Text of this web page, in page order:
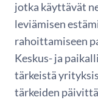
jotka käyttävät
leviämisen
rahoittamiseen
Keskus- ja
tärkeistä
tärkeiden